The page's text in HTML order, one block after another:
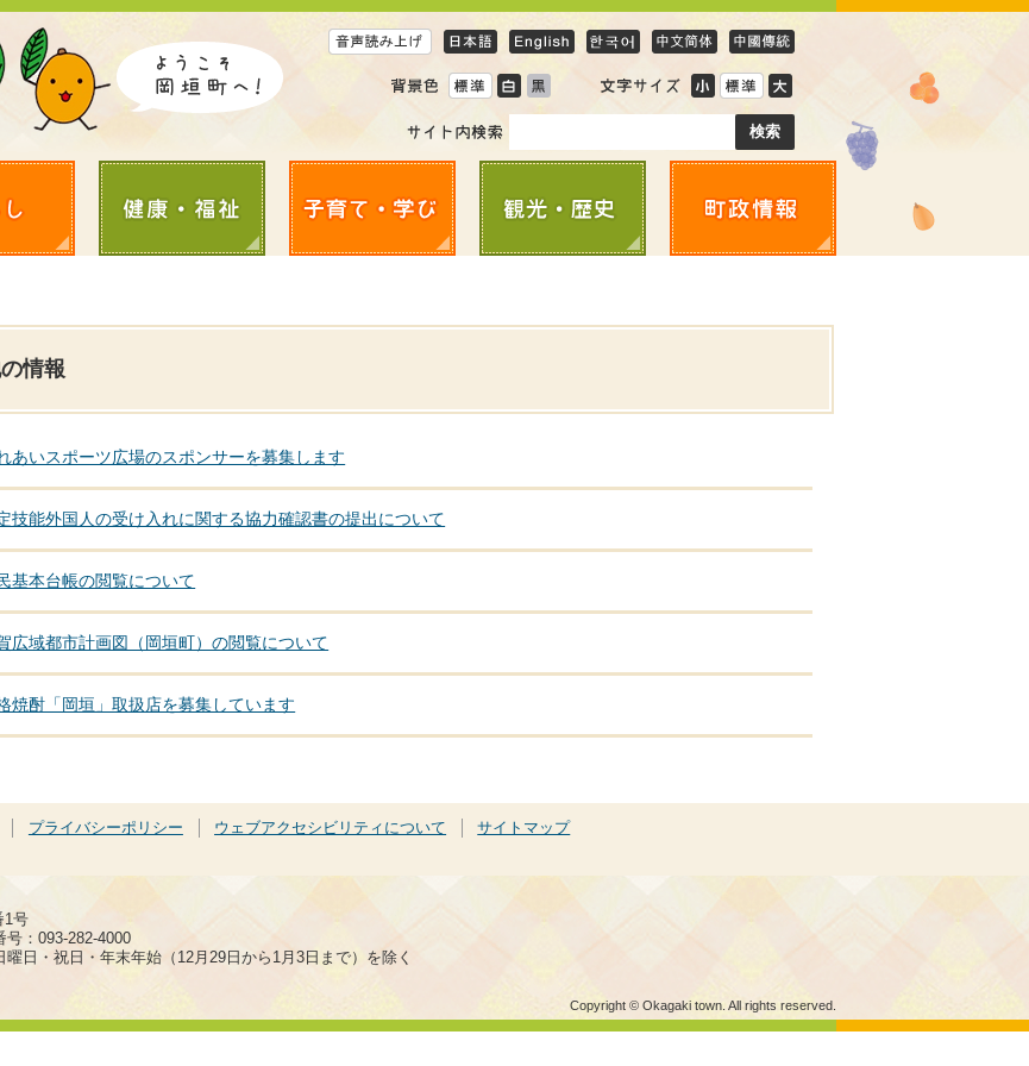
情報
あいスポーツ広場のスポンサーを募集します
技能外国人の受け入れに関する協力確認書の提出について
基本台帳の閲覧について
広域都市計画図（岡垣町）の閲覧について
焼酎「岡垣」取扱店を募集しています
プライバシーポリシー ウェブアクセシビリティについて サイトマップ
1号
号：093-282-4000
日・祝日・年末年始（12月29日から1月3日まで）を除く
Copyright © Okagaki town. All rights reserved.